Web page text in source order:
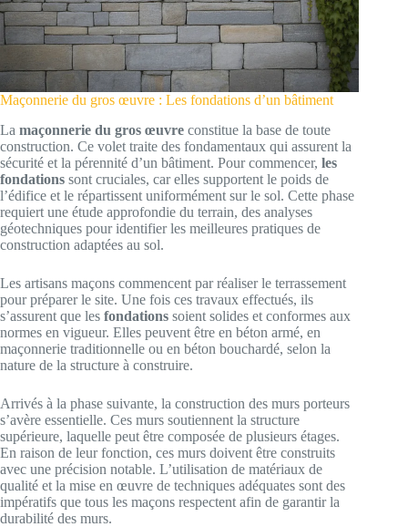
Maçonnerie du gros œuvre : Les fondations d’un bâtiment
La maçonnerie du gros œuvre constitue la base de toute
construction. Ce volet traite des fondamentaux qui assurent la
sécurité et la pérennité d’un bâtiment. Pour commencer, les
fondations sont cruciales, car elles supportent le poids de
l’édifice et le répartissent uniformément sur le sol. Cette phase
requiert une étude approfondie du terrain, des analyses
géotechniques pour identifier les meilleures pratiques de
construction adaptées au sol.
Les artisans maçons commencent par réaliser le terrassement
pour préparer le site. Une fois ces travaux effectués, ils
s’assurent que les fondations soient solides et conformes aux
normes en vigueur. Elles peuvent être en béton armé, en
maçonnerie traditionnelle ou en béton bouchardé, selon la
nature de la structure à construire.
Arrivés à la phase suivante, la construction des murs porteurs
s’avère essentielle. Ces murs soutiennent la structure
supérieure, laquelle peut être composée de plusieurs étages.
En raison de leur fonction, ces murs doivent être construits
avec une précision notable. L’utilisation de matériaux de
qualité et la mise en œuvre de techniques adéquates sont des
impératifs que tous les maçons respectent afin de garantir la
durabilité des murs.